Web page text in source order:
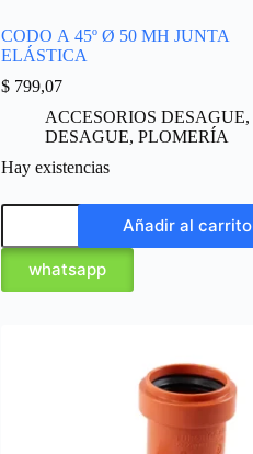
CODO A 45º Ø 50 MH JUNTA
ELÁSTICA
$799,07
ACCESORIOS DESAGUE,
DESAGUE, PLOMERÍA
Hay existencias
Añadir al carrito
whatsapp